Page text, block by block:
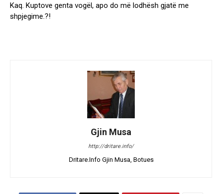
Kaq. Kuptove genta vogël, apo do më lodhësh gjatë me
shpjegime.?!
Gjin Musa
http://dritare.info/
Dritare.Info Gjin Musa, Botues